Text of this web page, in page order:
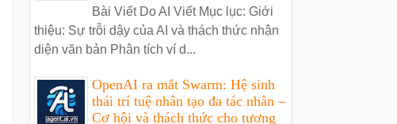
Bài Viết Do AI Viết Mục lục: Giới
thiệu: Sự trỗi dậy của AI và thách thức nhận
diện văn bản Phân tích ví d...
OpenAI ra mắt Swarm: Hệ sinh
thái trí tuệ nhân tạo đa tác nhân –
Cơ hội và thách thức cho tương